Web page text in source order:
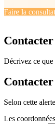
Faire la
Décrivez ce que
Selon cette
Les